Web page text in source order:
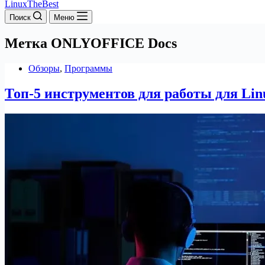
LinuxTheBest
Поиск Меню
Метка ONLYOFFICE Docs
Обзоры, Программы
Топ-5 инструментов для работы для